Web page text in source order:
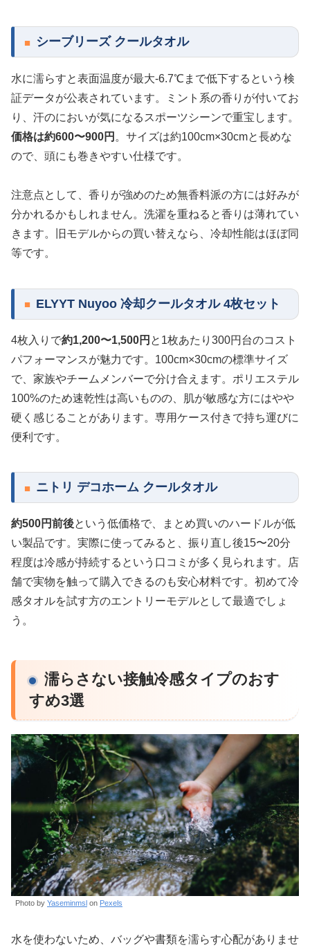
シーブリーズ クールタオル
水に濡らすと表面温度が最大-6.7℃まで低下するという検
証データが公表されています。ミント系の香りが付いてお
り、汗のにおいが気になるスポーツシーンで重宝します。
価格は約600〜900円 。サイズは約100cm×30cmと長めな
ので、頭にも巻きやすい仕様です。
注意点として、香りが強めのため無香料派の方には好みが
分かれるかもしれません。洗濯を重ねると香りは薄れてい
きます。旧モデルからの買い替えなら、冷却性能はほぼ同
等です。
ELYYT Nuyoo 冷却クールタオル 4枚セット
4枚入りで約1,200〜1,500円 と1枚あたり300円台のコスト
パフォーマンスが魅力です。100cm×30cmの標準サイズ
で、家族やチームメンバーで分け合えます。ポリエステル
100%のため速乾性は高いものの、肌が敏感な方にはやや
硬く感じることがあります。専用ケース付きで持ち運びに
便利です。
ニトリ デコホーム クールタオル
約500円前後という低価格で、まとめ買いのハードルが低
い製品です。実際に使ってみると、振り直し後15〜20分
程度は冷感が持続するという口コミが多く見られます。店
舗で実物を触って購入できるのも安心材料です。初めて冷
感タオルを試す方のエントリーモデルとして最適でしょ
う。
濡らさない接触冷感タイプのおす
すめ3選
Photo by Yaseminmsl on Pexels
水を使わないため、バッグや書類を濡らす心配がありませ